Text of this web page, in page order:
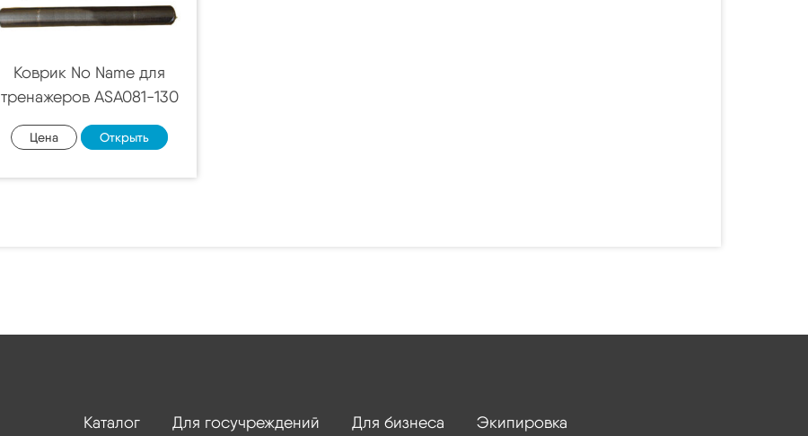
Коврик No Name для
тренажеров ASA081-130
Цена Открыть
Каталог Для госучреждений Для бизнеса Экипировка